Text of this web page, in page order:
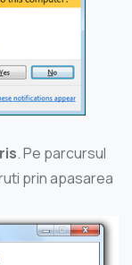
. Pe parcursul
prin apasarea